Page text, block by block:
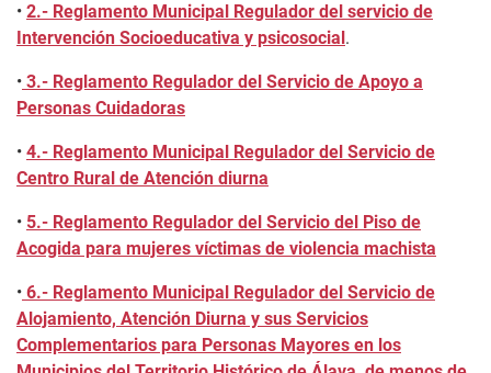
• 2.- Reglamento Municipal Regulador del servicio de
Intervención Socioeducativa y psicosocial .
• 3.- Reglamento Regulador del Servicio de Apoyo a
Personas Cuidadoras
• 4.- Reglamento Municipal Regulador del Servicio de
Centro Rural de Atención diurna
• 5.- Reglamento Regulador del Servicio del Piso de
Acogida para mujeres víctimas de violencia machista
• 6.- Reglamento Municipal Regulador del Servicio de
Alojamiento, Atención Diurna y sus Servicios
Complementarios para Personas Mayores en los